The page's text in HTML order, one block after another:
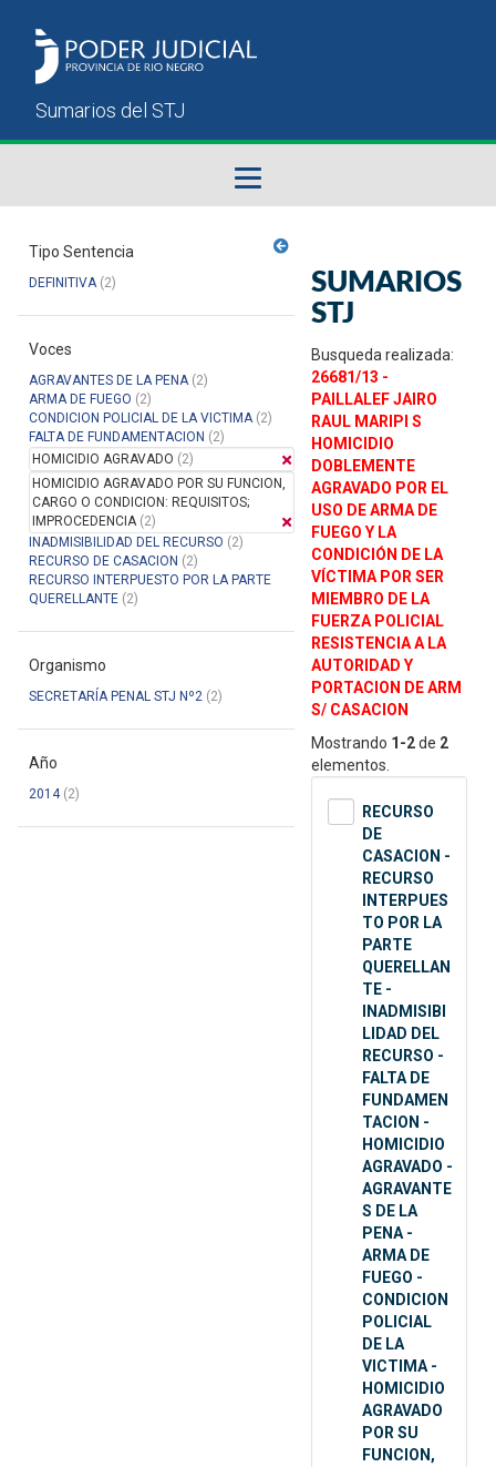
Sumarios del STJ
Manual del Usuario
Tipo Sentencia
DEFINITIVA(2)
Voces
AGRAVANTES DE LA PENA(2)
ARMA DE FUEGO (2)
CONDICION POLICIAL DE LA VICTIMA(2)
FALTA DE FUNDAMENTACION (2)
HOMICIDIO AGRAVADO (2)
HOMICIDIO AGRAVADO POR SU FUNCION,
CARGO O CONDICION: REQUISITOS;
IMPROCEDENCIA(2)
INADMISIBILIDAD DEL RECURSO (2)
RECURSO DE CASACION (2)
RECURSO INTERPUESTO POR LA PARTE
QUERELLANTE (2)
Organismo
SECRETARÍA PENAL STJ Nº2 (2)
Año
2014(2)
SUMARIOS
STJ
Busqueda realizada:
26681/13 -
PAILLALEF JAIRO
RAUL MARIPI S
HOMICIDIO
DOBLEMENTE
AGRAVADO POR EL
USO DE ARMA DE
FUEGO Y LA
CONDICIÓN DE LA
VÍCTIMA POR SER
MIEMBRO DE LA
FUERZA POLICIAL
RESISTENCIA A LA
AUTORIDAD Y
PORTACION DE ARM
S/ CASACION
Mostrando 1-2de 2
elementos.
RECURSO
DE
CASACION -
RECURSO
INTERPUES
TO POR LA
PARTE
QUERELLAN
TE -
INADMISIBI
LIDAD DEL
RECURSO -
FALTA DE
FUNDAMEN
TACION -
HOMICIDIO
AGRAVADO -
AGRAVANTE
S DE LA
PENA -
ARMA DE
FUEGO -
CONDICION
POLICIAL
DE LA
VICTIMA -
HOMICIDIO
AGRAVADO
POR SU
FUNCION,